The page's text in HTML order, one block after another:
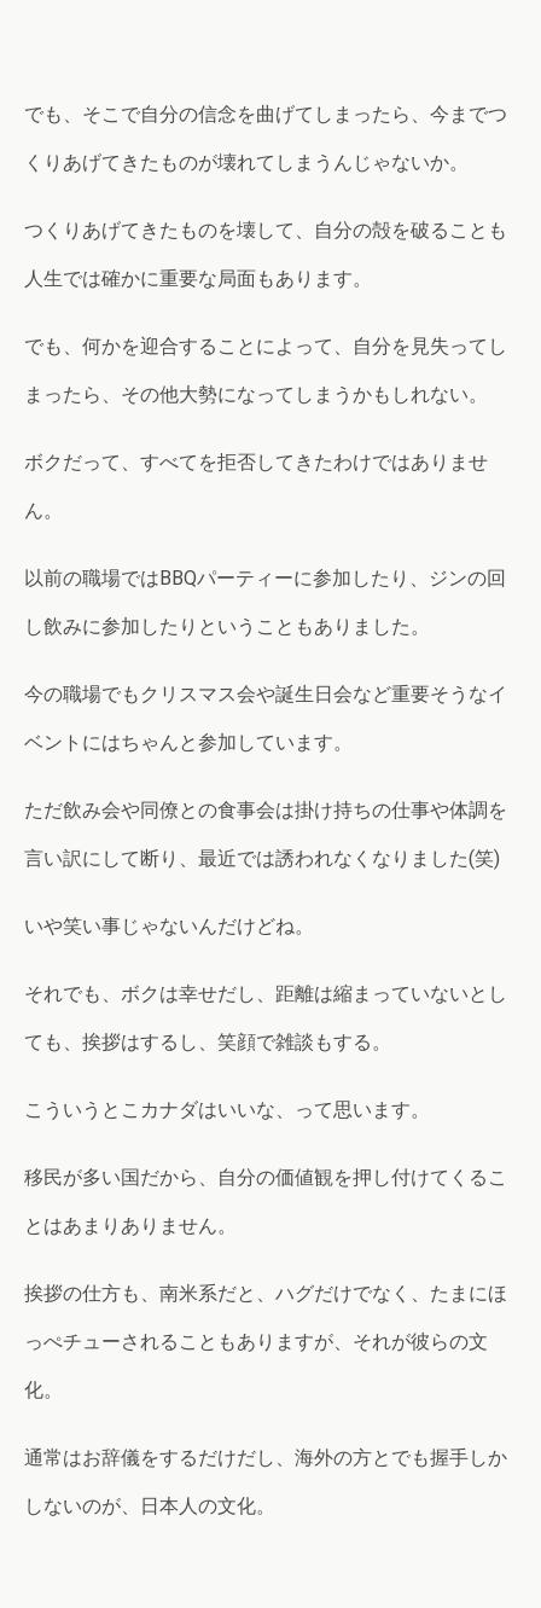
でも、そこで自分の信念を曲げてしまったら、今までつ
くりあげてきたものが壊れてしまうんじゃないか。
つくりあげてきたものを壊して、自分の殻を破ることも
人生では確かに重要な局面もあります。
でも、何かを迎合することによって、自分を見失ってし
まったら、その他大勢になってしまうかもしれない。
ボクだって、すべてを拒否してきたわけではありませ
ん。
以前の職場ではBBQパーティーに参加したり、ジンの回
し飲みに参加したりということもありました。
今の職場でもクリスマス会や誕生日会など重要そうなイ
ベントにはちゃんと参加しています。
ただ飲み会や同僚との食事会は掛け持ちの仕事や体調を
言い訳にして断り、最近では誘われなくなりました(笑)
いや笑い事じゃないんだけどね。
それでも、ボクは幸せだし、距離は縮まっていないとし
ても、挨拶はするし、笑顔で雑談もする。
こういうとこカナダはいいな、って思います。
移民が多い国だから、自分の価値観を押し付けてくるこ
とはあまりありません。
挨拶の仕方も、南米系だと、ハグだけでなく、たまにほ
っぺチューされることもありますが、それが彼らの文
化。
通常はお辞儀をするだけだし、海外の方とでも握手しか
しないのが、日本人の文化。